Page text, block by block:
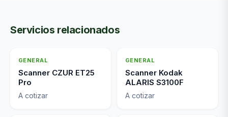
Servicios relacionados
GENERAL
Scanner CZUR ET25
Pro
A cotizar
GENERAL
Scanner Kodak
ALARIS S3100F
A cotizar